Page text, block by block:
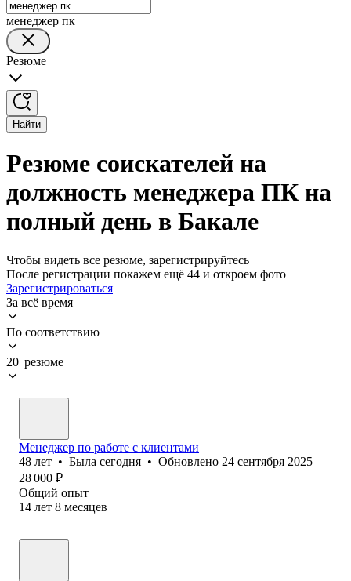
менеджер пк
Резюме
Найти
Резюме соискателей на
должность менеджера ПК на
полный день в Бакале
Чтобы видеть все резюме, зарегистрируйтесь
После регистрации покажем ещё 44 и откроем фото
Зарегистрироваться
За всё время
По соответствию
20 резюме
Менеджер по работе с клиентами
48 лет • Была сегодня • Обновлено 24 сентября 2025
28 000 ₽
Общий опыт
14 лет 8 месяцев